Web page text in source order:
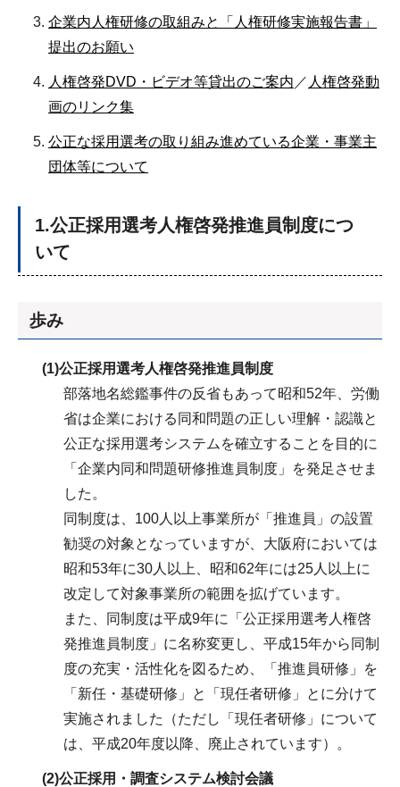
企業内人権研修の取組みと「人権研修実施報告書」
提出のお願い
人権啓発DVD・ビデオ等貸出のご案内 ／ 人権啓発動
画のリンク集
公正な採用選考の取り組み進めている企業・事業主
団体等について
1.公正採用選考人権啓発推進員制度につ
いて
歩み
(1)公正採用選考人権啓発推進員制度
部落地名総鑑事件の反省もあって昭和52年、労働
省は企業における同和問題の正しい理解・認識と
公正な採用選考システムを確立することを目的に
「企業内同和問題研修推進員制度」を発足させま
した。
同制度は、100人以上事業所が「推進員」の設置
勧奨の対象となっていますが、大阪府においては
昭和53年に30人以上、昭和62年には25人以上に
改定して対象事業所の範囲を拡げています。
また、同制度は平成9年に「公正採用選考人権啓
発推進員制度」に名称変更し、平成15年から同制
度の充実・活性化を図るため、「推進員研修」を
「新任・基礎研修」と「現任者研修」とに分けて
実施されました（ただし「現任者研修」について
は、平成20年度以降、廃止されています）。
(2)公正採用・調査システム検討会議